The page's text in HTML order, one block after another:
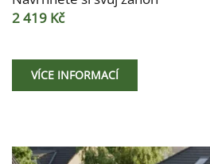
2 419 Kč
VÍCE INFORMACÍ